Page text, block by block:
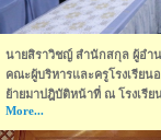
นายสิราวิชญ์ สำนักสกุล ผู้อำ
คณะผู้บริหารและครูโรงเรียน
ย้ายมาปฎิบัติหน้าที่ ณ โรงเรีย
More...